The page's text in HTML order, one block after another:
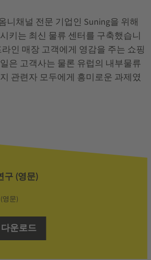
니채널 전문 기업인 Suning을 위해
키는 최신 물류 센터를 구축했습니
인 매장 고객에게 영감을 주는 쇼핑
은 고객사는 물론 유럽의 내부물류
관련자 모두에게 흥미로운 과제였
구 (영문)
영문)
운로드